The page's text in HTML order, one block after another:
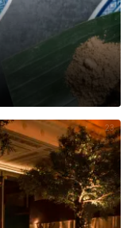
23